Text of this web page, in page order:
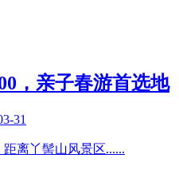
，亲子春游首选地
31
离丫髻山风景区......